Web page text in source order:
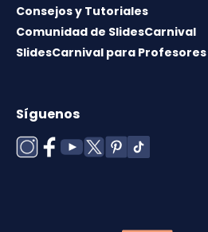
Consejos y Tutoriales
Comunidad de SlidesCarnival
SlidesCarnival para Profesores
Síguenos